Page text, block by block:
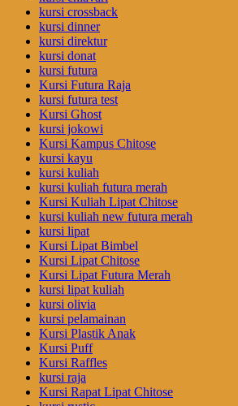
kursi crossback
kursi dinner
kursi direktur
kursi donat
kursi futura
Kursi Futura Raja
kursi futura test
Kursi Ghost
kursi jokowi
Kursi Kampus Chitose
kursi kayu
kursi kuliah
kursi kuliah futura merah
Kursi Kuliah Lipat Chitose
kursi kuliah new futura merah
kursi lipat
Kursi Lipat Bimbel
Kursi Lipat Chitose
Kursi Lipat Futura Merah
kursi lipat kuliah
kursi olivia
kursi pelamainan
Kursi Plastik Anak
Kursi Puff
Kursi Raffles
kursi raja
Kursi Rapat Lipat Chitose